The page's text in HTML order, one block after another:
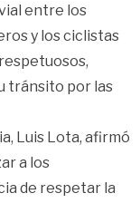
entre los
y los ciclistas
tránsito por las
Luis Lota, afirmó
a los
de respetar la